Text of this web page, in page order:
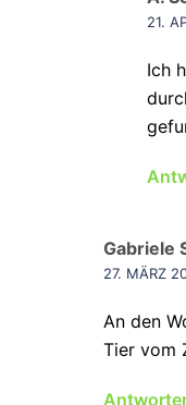
21.
Ich
Gabriele
27. MÄRZ
An den
Tier vom